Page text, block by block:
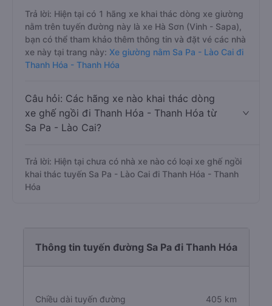
Trả lời: Hiện tại có 1 hãng xe khai thác dòng xe giường
nằm trên tuyến đường này là xe Hà Sơn (Vinh - Sapa),
bạn có thể tham khảo thêm thông tin và đặt vé các nhà
xe này tại trang này: Xe giường nằm Sa Pa - Lào Cai đi
Thanh Hóa - Thanh Hóa
Câu hỏi: Các hãng xe nào khai thác dòng
xe ghế ngồi đi Thanh Hóa - Thanh Hóa từ
Sa Pa - Lào Cai?
Trả lời: Hiện tại chưa có nhà xe nào có loại xe ghế ngồi
khai thác tuyến Sa Pa - Lào Cai đi Thanh Hóa - Thanh
Hóa
Thông tin tuyến đường Sa Pa đi Thanh Hóa
Chiều dài tuyến đường 405 km